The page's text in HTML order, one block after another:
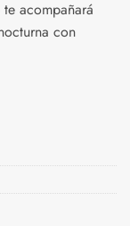
acompañará
con